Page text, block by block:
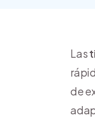
Las
de